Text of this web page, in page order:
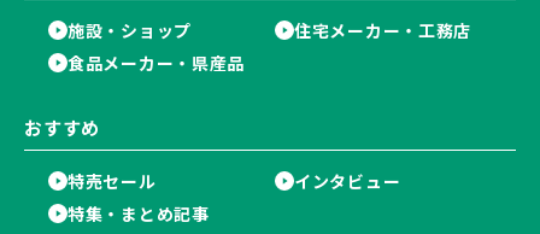
施設・ショップ
住宅メーカー・工務店
食品メーカー・県産品
おすすめ
特売セール
インタビュー
特集・まとめ記事